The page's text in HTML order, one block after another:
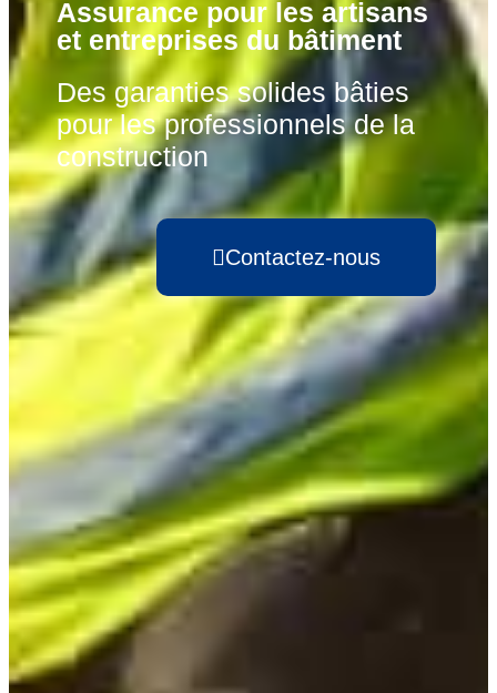
Assurance pour les artisans
et entreprises du bâtiment
Des garanties solides bâties
pour les professionnels de la
construction
Contactez-nous